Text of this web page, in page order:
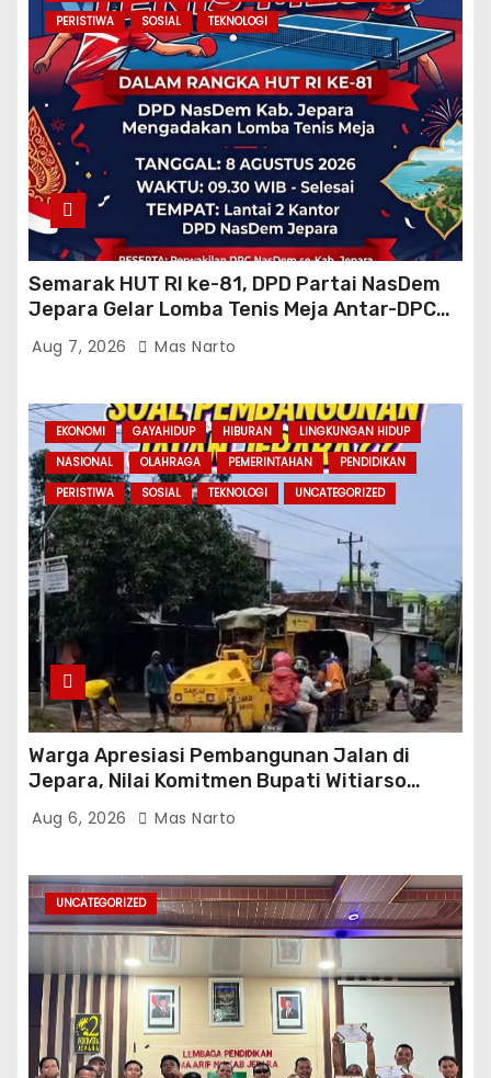
PERISTIWA
SOSIAL TEKNOLOGI
Semarak HUT RI ke-81, DPD Partai NasDem
Jepara Gelar Lomba Tenis Meja Antar-DPC
Se-Kabupaten
Aug 7, 2026 Mas Narto
EKONOMI GAYAHIDUP HIBURAN
LINGKUNGAN HIDUP
NASIONAL
OLAHRAGA PEMERINTAHAN
PENDIDIKAN
PERISTIWA
SOSIAL TEKNOLOGI UNCATEGORIZED
Warga Apresiasi Pembangunan Jalan di
Jepara, Nilai Komitmen Bupati Witiarso
Tingkatkan Infrastruktur dan Perekonomian
Aug 6, 2026 Mas Narto
UNCATEGORIZED